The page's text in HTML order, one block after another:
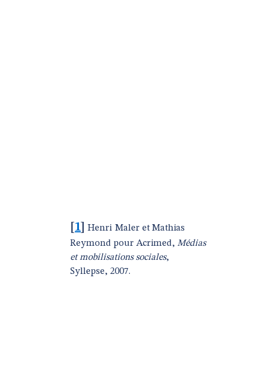
1
Henri Maler et Mathias
Reymond pour Acrimed, Médias
et mobilisations sociales,
Syllepse, 2007.